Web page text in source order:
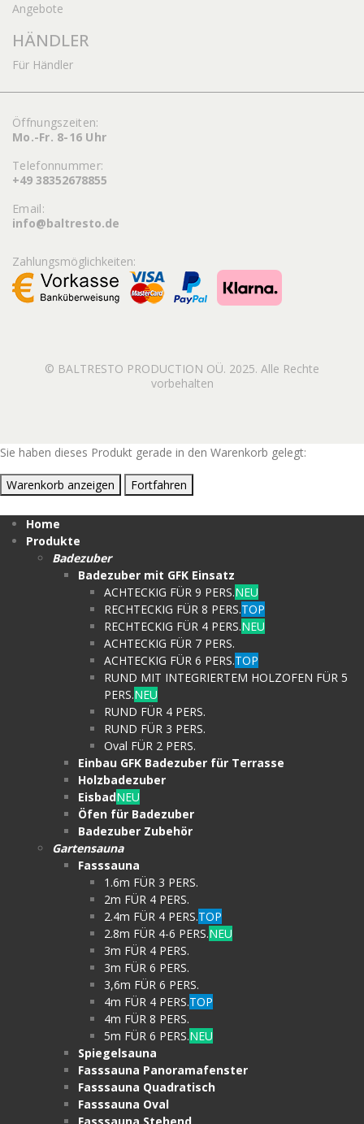
Angebote
HÄNDLER
Für Händler
Öffnungszeiten:
Mo.-Fr. 8-16 Uhr
Telefonnummer:
+49 38352678855
Email:
info@baltresto.de
Zahlungsmöglichkeiten:
© BALTRESTO PRODUCTION OÜ. 2025. Alle Rechte
vorbehalten
Sie haben dieses Produkt gerade in den Warenkorb gelegt:
Warenkorb anzeigen Fortfahren
Home
Produkte
Badezuber
Badezuber mit GFK Einsatz
ACHTECKIG FÜR 9 PERS.NEU
RECHTECKIG FÜR 8 PERS.TOP
RECHTECKIG FÜR 4 PERS.NEU
ACHTECKIG FÜR 7 PERS.
ACHTECKIG FÜR 6 PERS.TOP
RUND MIT INTEGRIERTEM HOLZOFEN FÜR 5
PERS.NEU
RUND FÜR 4 PERS.
RUND FÜR 3 PERS.
Oval FÜR 2 PERS.
Einbau GFK Badezuber für Terrasse
Holzbadezuber
EisbadNEU
Öfen für Badezuber
Badezuber Zubehör
Gartensauna
Fasssauna
1.6m FÜR 3 PERS.
2m FÜR 4 PERS.
2.4m FÜR 4 PERS.TOP
2.8m FÜR 4-6 PERS.NEU
3m FÜR 4 PERS.
3m FÜR 6 PERS.
3,6m FÜR 6 PERS.
4m FÜR 4 PERS.TOP
4m FÜR 8 PERS.
5m FÜR 6 PERS.NEU
Spiegelsauna
Fasssauna Panoramafenster
Fasssauna Quadratisch
Fasssauna Oval